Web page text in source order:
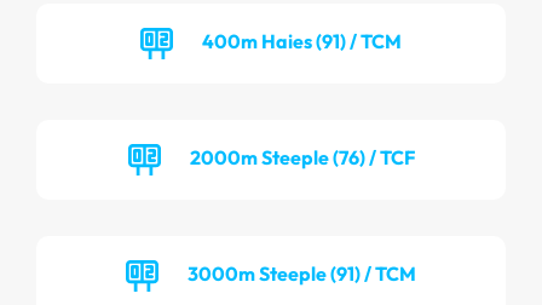
400m Haies (91) / TCM
2000m Steeple (76) / TCF
3000m Steeple (91) / TCM